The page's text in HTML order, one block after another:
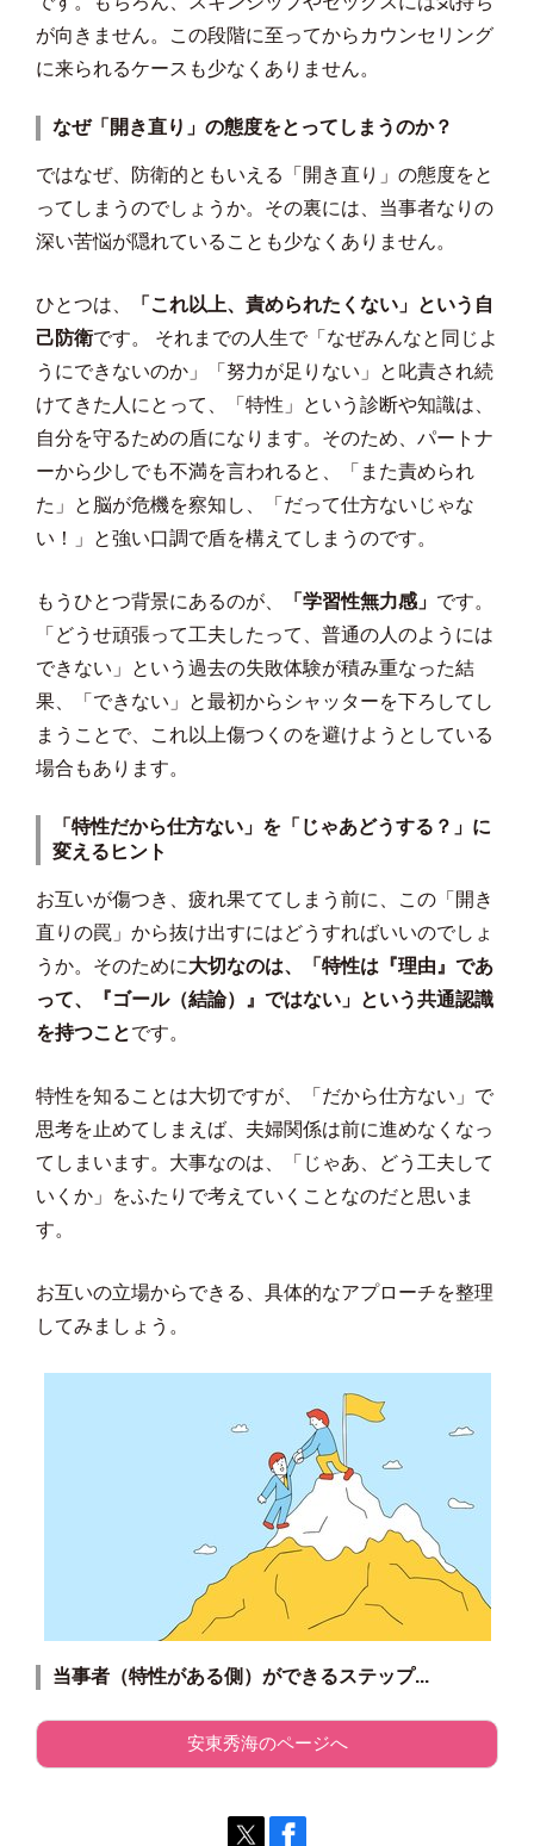
が向きません。この段階に至ってからカウンセリング
に来られるケースも少なくありません。
なぜ「開き直り」の態度をとってしまうのか？
ではなぜ、防衛的ともいえる「開き直り」の態度をと
ってしまうのでしょうか。その裏には、当事者なりの
深い苦悩が隠れていることも少なくありません。
ひとつは、
「これ以上、責められたくない」という自
己防衛です。 それまでの人生で「なぜみんなと同じよ
うにできないのか」「努力が足りない」と叱責され続
けてきた人にとって、「特性」という診断や知識は、
自分を守るための盾になります。そのため、パートナ
ーから少しでも不満を言われると、「また責められ
た」と脳が危機を察知し、「だって仕方ないじゃな
い！」と強い口調で盾を構えてしまうのです。
もうひとつ背景にあるのが、 「学習性無力感」 です。
「どうせ頑張って工夫したって、普通の人のようには
できない」という過去の失敗体験が積み重なった結
果、「できない」と最初からシャッターを下ろしてし
まうことで、これ以上傷つくのを避けようとしている
場合もあります。
「特性だから仕方ない」を「じゃあどうする？」に
変えるヒント
お互いが傷つき、疲れ果ててしまう前に、この「開き
直りの罠」から抜け出すにはどうすればいいのでしょ
うか。そのために大切なのは、「特性は『理由』であ
って、『ゴール（結論）』ではない」という共通認識
を持つことです。
特性を知ることは大切ですが、「だから仕方ない」で
思考を止めてしまえば、夫婦関係は前に進めなくなっ
てしまいます。大事なのは、「じゃあ、どう工夫して
いくか」をふたりで考えていくことなのだと思いま
す。
お互いの立場からできる、具体的なアプローチを整理
してみましょう。
当事者（特性がある側）ができるステップ...
安東秀海のページへ